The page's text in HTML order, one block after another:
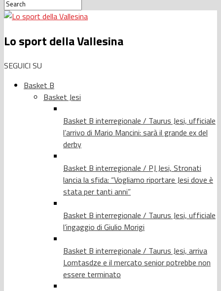
Lo sport della Vallesina
SEGUICI SU
Basket B
Basket Jesi
Basket B interregionale / Taurus Jesi, ufficiale
l’arrivo di Mario Mancini: sarà il grande ex del
derby
Basket B interregionale / PJ Jesi, Stronati
lancia la sfida: “Vogliamo riportare Jesi dove è
stata per tanti anni”
Basket B interregionale / Taurus Jesi, ufficiale
l’ingaggio di Giulio Morigi
Basket B interregionale / Taurus Jesi, arriva
Lomtasdze e il mercato senior potrebbe non
essere terminato